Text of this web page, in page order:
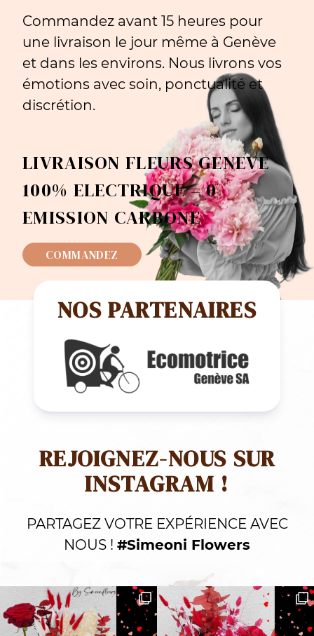
Commandez avant 15 heures pour
une livraison le jour même à Genève
et dans les environs. Nous livrons vos
émotions avec soin, ponctualité et
discrétion.
LIVRAISON FLEURS GENEVE
100% ELECTRIQUE = 0
EMISSION CARBONE
COMMANDEZ
NOS PARTENAIRES
REJOIGNEZ-NOUS SUR
INSTAGRAM !
PARTAGEZ VOTRE EXPÉRIENCE AVEC
NOUS ! #Simeoni Flowers